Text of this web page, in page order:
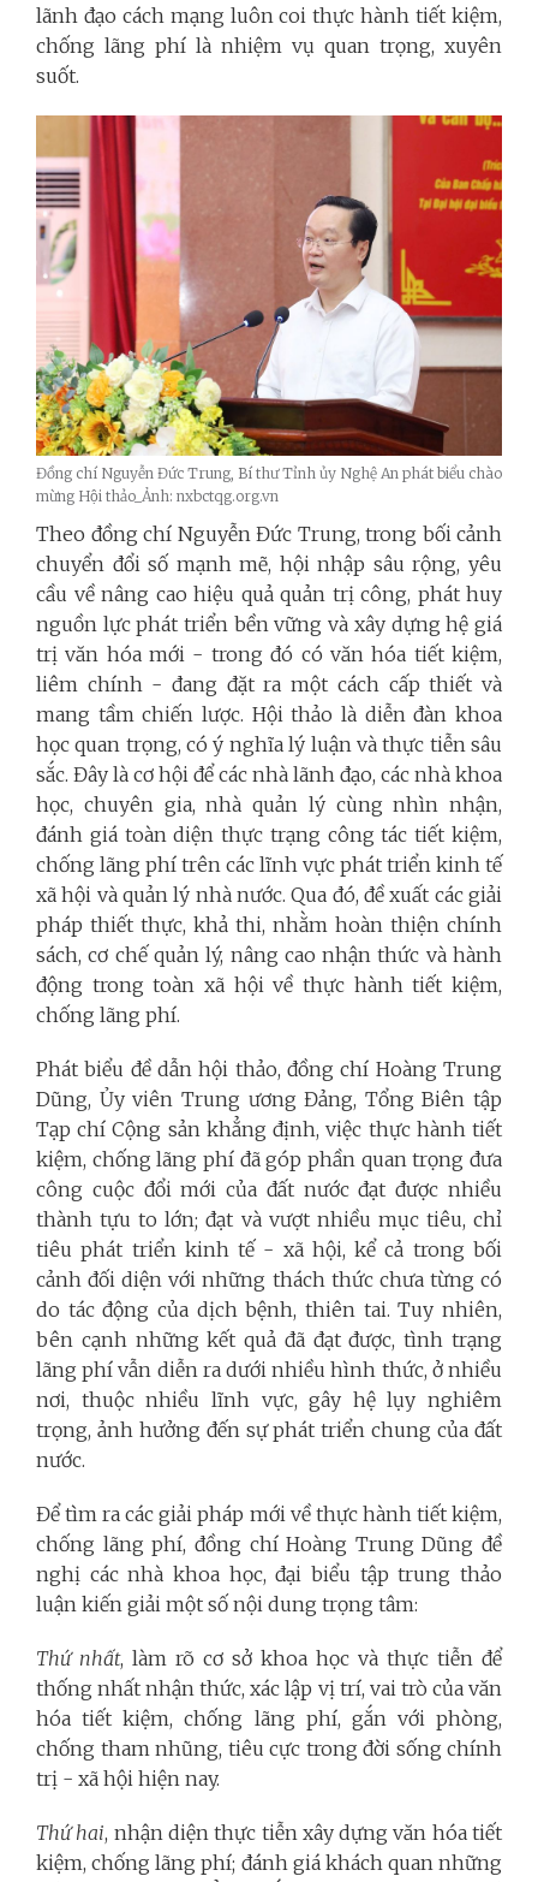
lãnh đạo cách mạng luôn coi thực hành tiết kiệm,
chống lãng phí là nhiệm vụ quan trọng, xuyên
suốt.
Đồng chí Nguyễn Đức Trung, Bí thư Tỉnh ủy Nghệ An phát biểu chào
mừng Hội thảo_Ảnh: nxbctqg.org.vn
Theo đồng chí Nguyễn Đức Trung, trong bối cảnh
chuyển đổi số mạnh mẽ, hội nhập sâu rộng, yêu
cầu về nâng cao hiệu quả quản trị công, phát huy
nguồn lực phát triển bền vững và xây dựng hệ giá
trị văn hóa mới - trong đó có văn hóa tiết kiệm,
liêm chính - đang đặt ra một cách cấp thiết và
mang tầm chiến lược. Hội thảo là diễn đàn khoa
học quan trọng, có ý nghĩa lý luận và thực tiễn sâu
sắc. Đây là cơ hội để các nhà lãnh đạo, các nhà khoa
học, chuyên gia, nhà quản lý cùng nhìn nhận,
đánh giá toàn diện thực trạng công tác tiết kiệm,
chống lãng phí trên các lĩnh vực phát triển kinh tế
xã hội và quản lý nhà nước. Qua đó, đề xuất các giải
pháp thiết thực, khả thi, nhằm hoàn thiện chính
sách, cơ chế quản lý, nâng cao nhận thức và hành
động trong toàn xã hội về thực hành tiết kiệm,
chống lãng phí.
Phát biểu đề dẫn hội thảo, đồng chí Hoàng Trung
Dũng, Ủy viên Trung ương Đảng, Tổng Biên tập
Tạp chí Cộng sản khẳng định, việc thực hành tiết
kiệm, chống lãng phí đã góp phần quan trọng đưa
công cuộc đổi mới của đất nước đạt được nhiều
thành tựu to lớn; đạt và vượt nhiều mục tiêu, chỉ
tiêu phát triển kinh tế - xã hội, kể cả trong bối
cảnh đối diện với những thách thức chưa từng có
do tác động của dịch bệnh, thiên tai. Tuy nhiên,
bên cạnh những kết quả đã đạt được, tình trạng
lãng phí vẫn diễn ra dưới nhiều hình thức, ở nhiều
nơi, thuộc nhiều lĩnh vực, gây hệ lụy nghiêm
trọng, ảnh hưởng đến sự phát triển chung của đất
nước.
Để tìm ra các giải pháp mới về thực hành tiết kiệm,
chống lãng phí, đồng chí Hoàng Trung Dũng đề
nghị các nhà khoa học, đại biểu tập trung thảo
luận kiến giải một số nội dung trọng tâm:
Thứ nhất, làm rõ cơ sở khoa học và thực tiễn để
thống nhất nhận thức, xác lập vị trí, vai trò của văn
hóa tiết kiệm, chống lãng phí, gắn với phòng,
chống tham nhũng, tiêu cực trong đời sống chính
trị - xã hội hiện nay.
Thứ hai, nhận diện thực tiễn xây dựng văn hóa tiết
kiệm, chống lãng phí; đánh giá khách quan những